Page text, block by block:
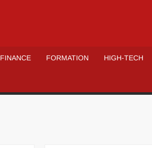
FINANCE FORMATION HIGH-TECH